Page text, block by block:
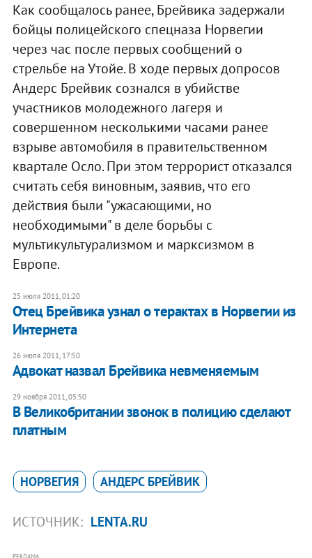
Как сообщалось ранее, Брейвика задержали
бойцы полицейского спецназа Норвегии
через час после первых сообщений о
стрельбе на Утойе. В ходе первых допросов
Андерс Брейвик сознался в убийстве
участников молодежного лагеря и
совершенном несколькими часами ранее
взрыве автомобиля в правительственном
квартале Осло. При этом террорист отказался
считать себя виновным, заявив, что его
действия были "ужасающими, но
необходимыми" в деле борьбы с
мультикультурализмом и марксизмом в
Европе.
25 июля 2011, 01:20
Отец Брейвика узнал о терактах в Норвегии из
Интернета
26 июля 2011, 17:50
Адвокат назвал Брейвика невменяемым
29 ноября 2011, 05:50
В Великобритании звонок в полицию сделают
платным
НОРВЕГИЯ АНДЕРС БРЕЙВИК
ИСТОЧНИК: LENTA.RU
РЕКЛАМА